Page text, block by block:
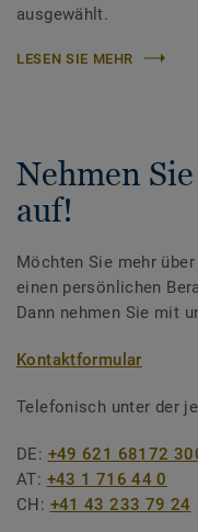
ausgewählt.
LESEN SIE MEHR
Nehmen
auf!
Möchten Sie mehr
einen persönlichen
Dann nehmen Sie mit
Kontaktformular
Telefonisch unter der
DE: +49 621 68172
AT: +43 1 716 44 0
CH: +41 43 233 79 24